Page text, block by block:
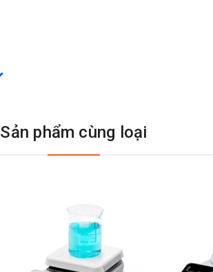
Sản phẩm cùng loại